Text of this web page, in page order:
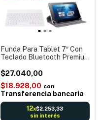
Funda Para Tablet 7″ Con
Teclado Bluetooth Premium
Universal Viol/Ros
$27.040,00
$18.928,00 con
Transferencia bancaria
12x$2.253,33
sin interés